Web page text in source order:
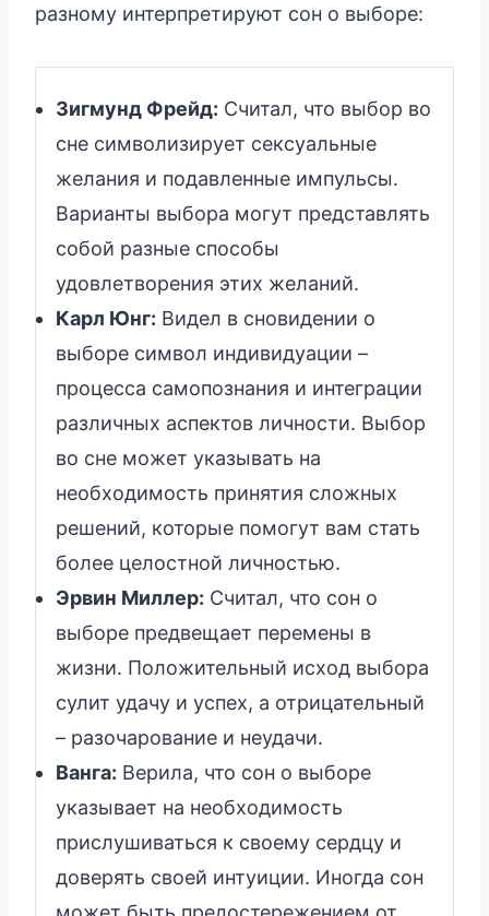
разному интерпретируют сон о выборе:
Зигмунд Фрейд: Считал, что выбор во
сне символизирует сексуальные
желания и подавленные импульсы.
Варианты выбора могут представлять
собой разные способы
удовлетворения этих желаний.
Карл Юнг: Видел в сновидении о
выборе символ индивидуации –
процесса самопознания и интеграции
различных аспектов личности. Выбор
во сне может указывать на
необходимость принятия сложных
решений, которые помогут вам стать
более целостной личностью.
Эрвин Миллер: Считал, что сон о
выборе предвещает перемены в
жизни. Положительный исход выбора
сулит удачу и успех, а отрицательный
– разочарование и неудачи.
Ванга: Верила, что сон о выборе
указывает на необходимость
прислушиваться к своему сердцу и
доверять своей интуиции. Иногда сон